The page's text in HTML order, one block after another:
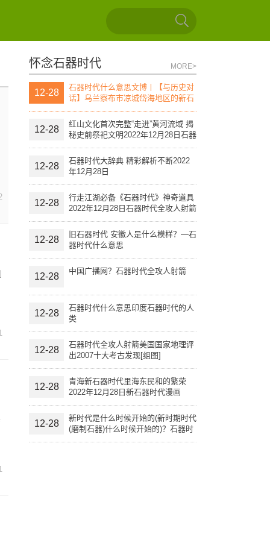
怀念石器时代 MORE>
12-28
石器时代什么意思文博丨【与历史对
话】乌兰察布市凉城岱海地区的新石
器时代文化遗址（上）
12-28
红山文化首次完整“走进”黄河流域 揭
秘史前祭祀文明2022年12月28日石器
时代全攻人射箭
12-28
石器时代大辞典 精彩解析不断2022
年12月28日
12-28
行走江湖必备《石器时代》神奇道具
2022年12月28日石器时代全攻人射箭
12-28
旧石器时代 安徽人是什么模样？—石
器时代什么意思
12-28
中国广播网？石器时代全攻人射箭
12-28
石器时代什么意思印度石器时代的人
类
12-28
石器时代全攻人射箭美国国家地理评
出2007十大考古发现[组图]
12-28
青海新石器时代里海东民和的繁荣
2022年12月28日新石器时代漫画
12-28
新时代是什么时候开始的(新时期时代
(磨制石器)什么时候开始的)？石器时
代什么意思